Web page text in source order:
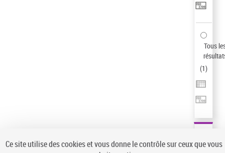
Tous
(1)
Ce site utilise des cookies et vous donne le contrôle sur ceux que vous